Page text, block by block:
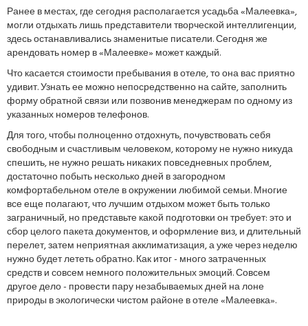
Ранее в местах, где сегодня располагается усадьба «Малеевка»,
могли отдыхать лишь представители творческой интеллигенции,
здесь останавливались знаменитые писатели. Сегодня же
арендовать номер в «Малеевке» может каждый.
Что касается стоимости пребывания в отеле, то она вас приятно
удивит. Узнать ее можно непосредственно на сайте, заполнить
форму обратной связи или позвонив менеджерам по одному из
указанных номеров телефонов.
Для того, чтобы полноценно отдохнуть, почувствовать себя
свободным и счастливым человеком, которому не нужно никуда
спешить, не нужно решать никаких повседневных проблем,
достаточно побыть несколько дней в загородном
комфортабельном отеле в окружении любимой семьи. Многие
все еще полагают, что лучшим отдыхом может быть только
заграничный, но представьте какой подготовки он требует: это и
сбор целого пакета документов, и оформление виз, и длительный
перелет, затем неприятная акклиматизация, а уже через неделю
нужно будет лететь обратно. Как итог - много затраченных
средств и совсем немного положительных эмоций. Совсем
другое дело - провести пару незабываемых дней на лоне
природы в экологически чистом районе в отеле «Малеевка».